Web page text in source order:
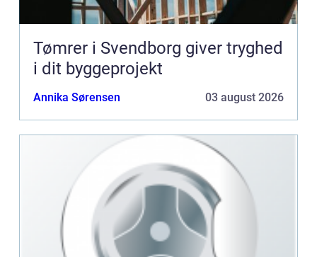
Tømrer i Svendborg giver tryghed
i dit byggeprojekt
Annika Sørensen 03 august 2026